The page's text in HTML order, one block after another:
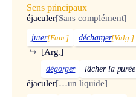
Sens principaux
éjaculer[Sans complément]
juter[Fam.] décharger[Vulg.]
[Arg.]
↪
dégorger lâcher la purée
éjaculer[…un liquide]